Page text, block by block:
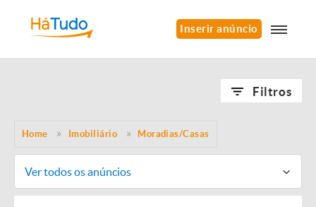
Inserir anúncio
Filtros
Home Imobiliário Moradias/Casas
Ver todos os anúncios